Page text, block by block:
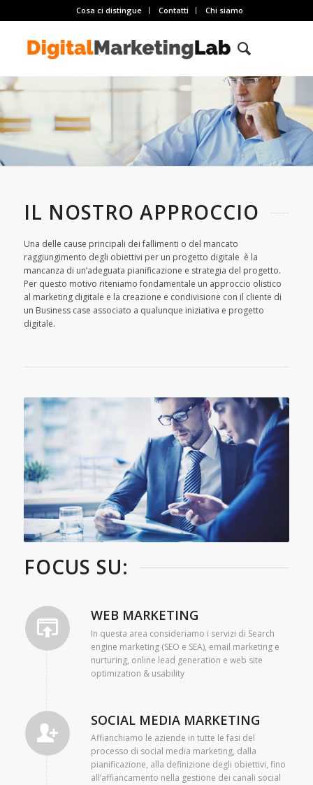
Cosa ci distingue Contatti Chi siamo
IL NOSTRO APPROCCIO
Una delle cause principali dei fallimenti o del mancato
raggiungimento degli obiettivi per un progetto digitale è la
mancanza di un’adeguata pianificazione e strategia del progetto.
Per questo motivo riteniamo fondamentale un approccio olistico
al marketing digitale e la creazione e condivisione con il cliente di
un Business case associato a qualunque iniziativa e progetto
digitale.
FOCUS SU:
WEB MARKETING
In questa area consideriamo i servizi di Search
engine marketing (SEO e SEA), email marketing e
nurturing, online lead generation e web site
optimization & usability
SOCIAL MEDIA MARKETING
Affianchiamo le aziende in tutte le fasi del
processo di social media marketing, dalla
pianificazione, alla definizione degli obiettivi, fino
all’affiancamento nella gestione dei canali social